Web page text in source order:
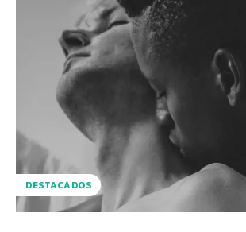
DESTACADOS